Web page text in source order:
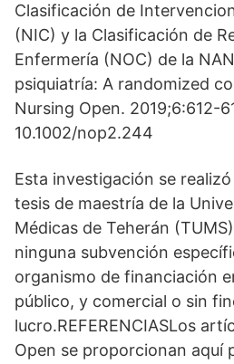
Clasificación de
(NIC) y la Clasificación de
Enfermería (NOC) de la
psiquiatría: A randomized
Nursing Open. 2019;6:612-
10.1002/nop2.244
Esta investigación se
tesis de maestría de la
Médicas de Teherán
ninguna subvención
organismo de financiación
público, y comercial o sin
lucro.REFERENCIASLos
Open se proporcionan aquí